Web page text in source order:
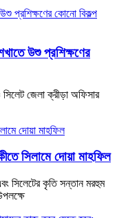
উশু প্রশিক্ষণের
জেলা ক্রীড়া অফিসার
সিলামে দোয়া মাহফিল
সিলেটের কৃতি সন্তান মরহুম